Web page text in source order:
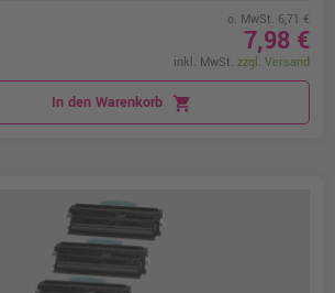
o. MwSt. 6,71 €
7,98 €
inkl. MwSt. zzgl. Versand
In den Warenkorb shopping_cart